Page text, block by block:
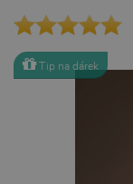
Tip na dárek